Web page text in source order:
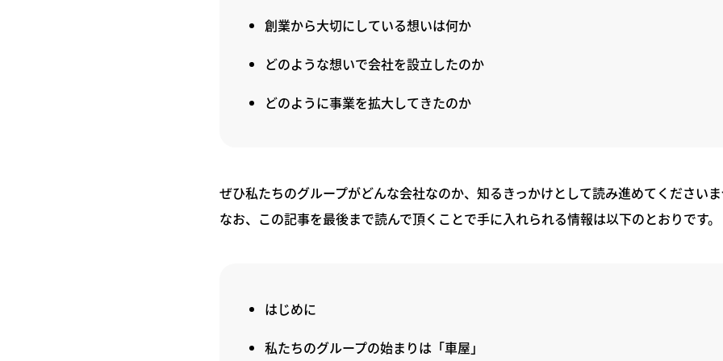
創業から大切にしている想いは何か
どのような想いで会社を設立したのか
どのように事業を拡大してきたのか
ぜひ私たちのグループがどんな会社なのか、知るきっかけとして読み進めてください
なお、この記事を最後まで読んで頂くことで手に入れられる情報は以下のとおりです。
はじめに
私たちのグループの始まりは「車屋」